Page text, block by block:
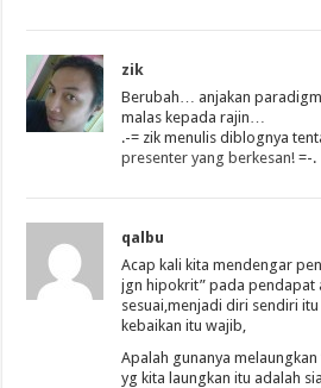
zik
Berubah… anjakan
malas kepada rajin…
.-= zik menulis diblognya
presenter yang berkesan! =-.
qalbu
Acap kali kita mendengar
jgn hipokrit” pada pendapat
sesuai,menjadi diri sendiri
kebaikan itu wajib,
Apalah gunanya melaungkan
yg kita laungkan itu adalah